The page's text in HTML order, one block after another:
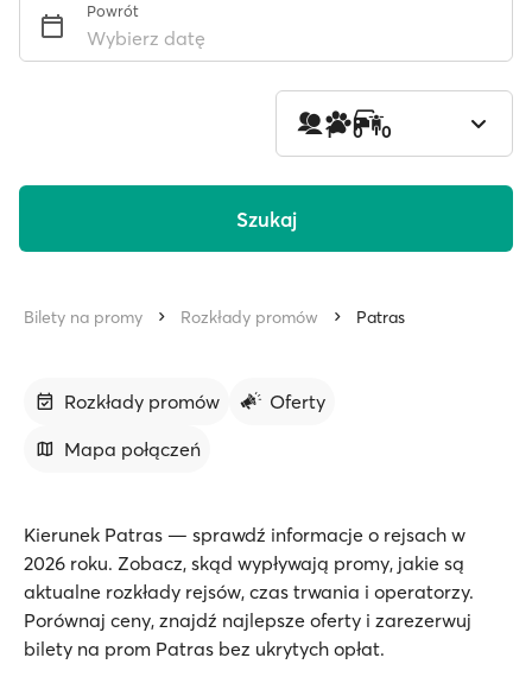
Powrót
Wybierz datę
1 0 0
Szukaj
Bilety na promy Rozkłady promów Patras
Rozkłady promów
Oferty
Mapa połączeń
Kierunek Patras — sprawdź informacje o rejsach w
2026 roku. Zobacz, skąd wypływają promy, jakie są
aktualne rozkłady rejsów, czas trwania i operatorzy.
Porównaj ceny, znajdź najlepsze oferty i zarezerwuj
bilety na prom Patras bez ukrytych opłat.